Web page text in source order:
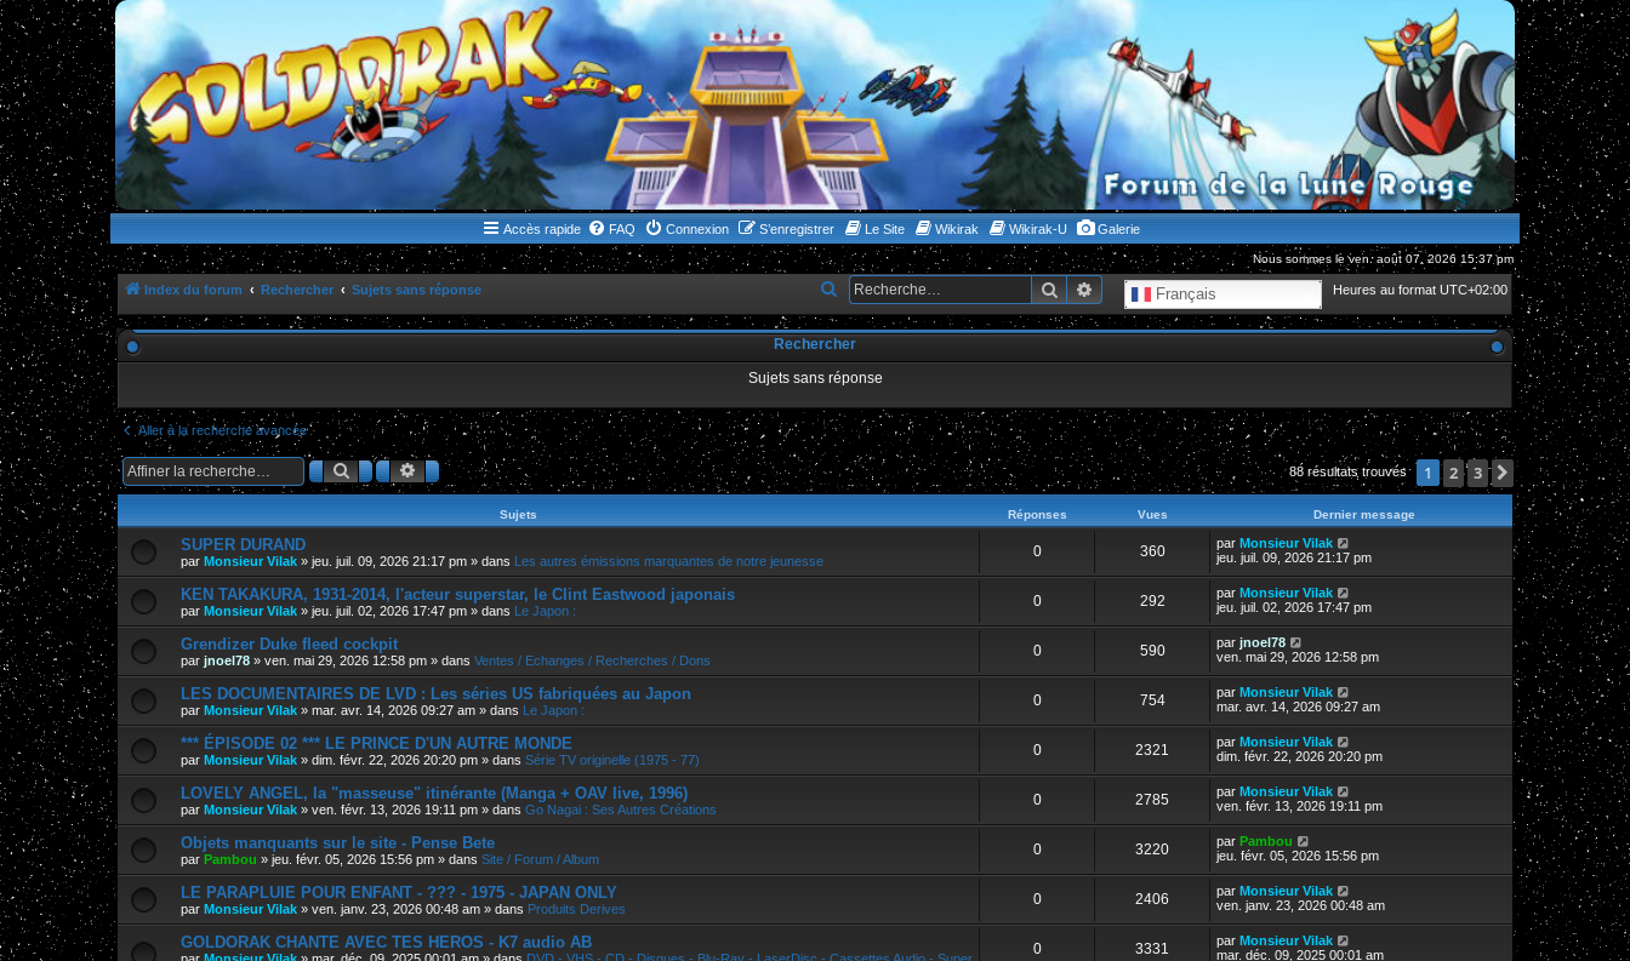
WWW.GOLDORAKGO.COM
le site de la Lune Rouge
Accès rapide FAQ Connexion S’enregistrer Le Site Wikirak Wikirak-U Galerie
Nous sommes le ven. août 07, 2026 15:37 pm
Index du forum Rechercher Sujets sans réponse Heures au format UTC+02:00
Français
RechercherRecherche avancée
e
c
h
e
r
h
e
Rechercher
Sujets sans réponse
Aller à la recherche avancée
RechercherRecherche avancée 88 résultats trouvés 1 2 3 Suivante
Sujets Réponses Vues Dernier message
SUPER DURAND
par Monsieur Vilak » jeu. juil. 09, 2026 21:17 pm » dans Les autres émissions marquantes de notre jeunesse
0 360 par Monsieur Vilak
jeu. juil. 09, 2026 21:17 pm
KEN TAKAKURA, 1931-2014, l'acteur superstar, le Clint Eastwood japonais
par Monsieur Vilak » jeu. juil. 02, 2026 17:47 pm » dans Le Japon :
0 292 par Monsieur Vilak
jeu. juil. 02, 2026 17:47 pm
Grendizer Duke fleed cockpit
par jnoel78 » ven. mai 29, 2026 12:58 pm » dans Ventes / Echanges / Recherches / Dons
0 590 par jnoel78
ven. mai 29, 2026 12:58 pm
LES DOCUMENTAIRES DE LVD : Les séries US fabriquées au Japon
par Monsieur Vilak » mar. avr. 14, 2026 09:27 am » dans Le Japon :
0 754 par Monsieur Vilak
mar. avr. 14, 2026 09:27 am
*** ÉPISODE 02 *** LE PRINCE D'UN AUTRE MONDE
par Monsieur Vilak » dim. févr. 22, 2026 20:20 pm » dans Série TV originelle (1975 - 77)
0 2321 par Monsieur Vilak
dim. févr. 22, 2026 20:20 pm
LOVELY ANGEL, la "masseuse" itinérante (Manga + OAV live, 1996)
par Monsieur Vilak » ven. févr. 13, 2026 19:11 pm » dans Go Nagai : Ses Autres Créations
0 2785 par Monsieur Vilak
ven. févr. 13, 2026 19:11 pm
Objets manquants sur le site - Pense Bete
par Pambou » jeu. févr. 05, 2026 15:56 pm » dans Site / Forum / Album
0 3220 par Pambou
jeu. févr. 05, 2026 15:56 pm
LE PARAPLUIE POUR ENFANT - ??? - 1975 - JAPAN ONLY
par Monsieur Vilak » ven. janv. 23, 2026 00:48 am » dans Produits Derives
0 2406 par Monsieur Vilak
ven. janv. 23, 2026 00:48 am
GOLDORAK CHANTE AVEC TES HEROS - K7 audio AB
par Monsieur Vilak » mar. déc. 09, 2025 00:01 am » dans DVD - VHS - CD - Disques - Blu-Ray - LaserDisc - Cassettes Audio - Super
0 3331 par Monsieur Vilak
mar. déc. 09, 2025 00:01 am